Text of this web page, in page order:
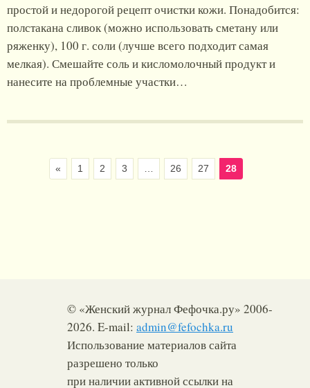
простой и недорогой рецепт очистки кожи. Понадобится:
полстакана сливок (можно использовать сметану или
ряженку), 100 г. соли (лучше всего подходит самая
мелкая). Смешайте соль и кисломолочный продукт и
нанесите на проблемные участки…
« 1 2 3 26 27 28
© «Женский журнал Фефочка.ру» 2006-
2026. E-mail: admin@fefochka.ru
Использование материалов сайта
разрешено только
при наличии активной ссылки на